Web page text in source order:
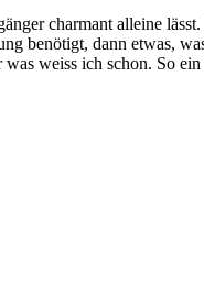
charmant alleine
benötigt, dann etwas,
weiss ich schon. So